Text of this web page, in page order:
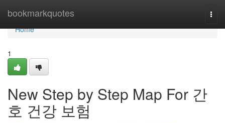
bookmarkquotes
Home
Home
1
New Step by Step Map For 간
호 건강 보험